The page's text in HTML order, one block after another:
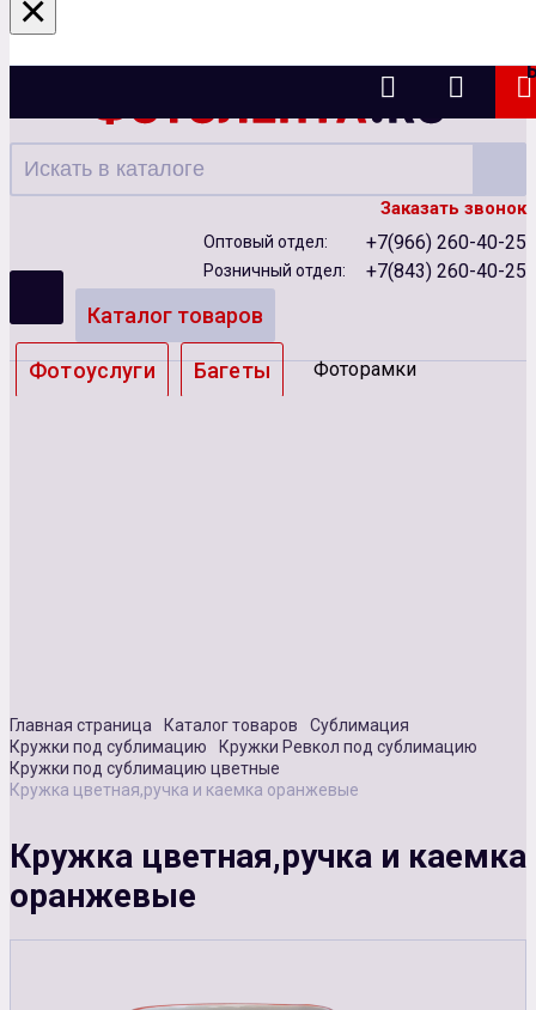
Казань
Заказать звонок
Оптовый отдел: +7(966) 260-40-25
Розничный отдел: +7(843) 260-40-25
Каталог товаров
Фотоуслуги Багеты Фоторамки
Главная страница Каталог товаров
Сублимация
Кружки под сублимацию
Кружки Ревкол под сублимацию
Кружки под сублимацию цветные
Кружка цветная,ручка и каемка оранжевые
Кружка цветная,ручка и каемка
оранжевые
×